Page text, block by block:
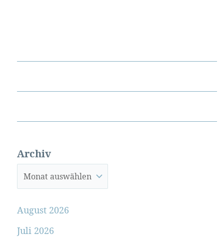
Archiv
August 2026
Juli 2026